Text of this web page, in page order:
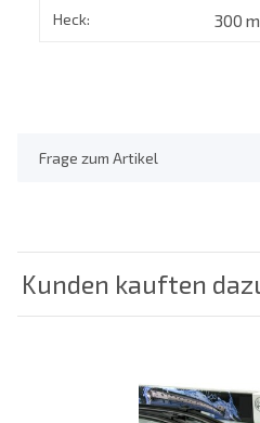
Heck: 300
Frage zum Artikel
Kunden kauften